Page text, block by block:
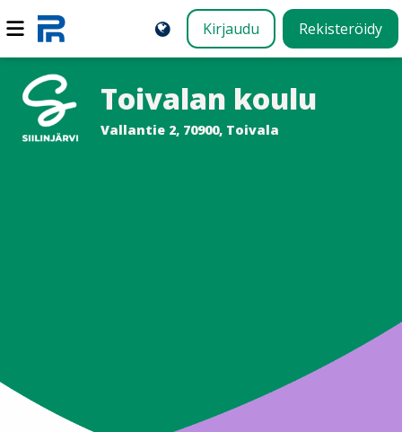
Kirjaudu Rekisteröidy
Toivalan koulu
Vallantie 2, 70900, Toivala